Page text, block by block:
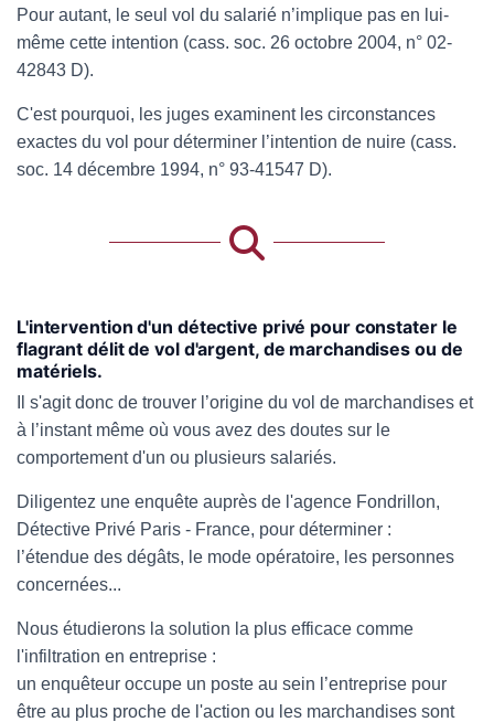
Pour autant, le seul vol du salarié n’implique pas en lui-
même cette intention (cass. soc. 26 octobre 2004, n° 02-
42843 D).
C'est pourquoi, les juges examinent les circonstances
exactes du vol pour déterminer l’intention de nuire (cass.
soc. 14 décembre 1994, n° 93-41547 D).
L'intervention d'un détective privé pour constater le
flagrant délit de vol d'argent, de marchandises ou de
matériels.
Il s'agit donc de trouver l’origine du vol de marchandises et
à l’instant même où vous avez des doutes sur le
comportement d'un ou plusieurs salariés.
Diligentez une enquête auprès de l'agence Fondrillon,
Détective Privé Paris - France, pour déterminer :
l’étendue des dégâts, le mode opératoire, les personnes
concernées...
Nous étudierons la solution la plus efficace comme
l'infiltration en entreprise :
un enquêteur occupe un poste au sein l’entreprise pour
être au plus proche de l'action ou les marchandises sont